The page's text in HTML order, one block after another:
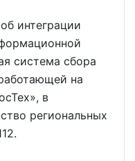
интеграции
система сбора
на
в
региональных